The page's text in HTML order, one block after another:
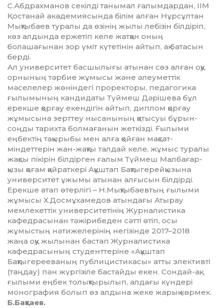
С.Абдрахманов секілді танымал ғалымдардан, ІІМ
Қостанай академиясында білім алған Нұрсұлтан
Мықтыбаев туралы да өзінің жылы лебі­зін білдіріп,
көз алдында ержетіп келе жатқан оның
болашағынан зор үміт күтетінін айтып, ақ батасын
берді.
Ал университет басшылығы атынан сөз алған оқу
орнының тәрбие жұмысы және әлеуметтік
мәселелер жөніндегі проректоры, педагогика
ғылымының кандидаты Түймеш Дәрішева бұл
ерекше қорғау екендігін айтып, диплом қорғау
жұмысына зерттеу нысанының қатысуы бұрын-
соңды тарихта болмағанын жеткізді. Ғылыми
еңбектің тақырыбы мен алға қойған мақсат-
міндеттерін жан-жақты талдай келе, жұмыс туралы
жақсы пікірін білдірген ғалым Түймеш Малба­ғар­
қызы қоғам қайраткері Ақұштап Бақ­тыгерейқызына
университет ұжымы атынан алғысын білдірді.
Ерекше атап өтерлігі – Н.Мықты­баевтың ғылыми
жұмысы Х.Досмұ­ха­медов атындағы Атырау
мемлекеттік университетінің Журналистика
кафедрасынан тәжірибеден сәтті өтіп, осы
жұмыстың нәтижелерінің негізінде 2017–2018
жаңа оқу жылынан бастап Журналистика
кафедрасының сту­дент­теріне «Ақұштап
Бақтыгерее­ваның пуб­лицистикасы» атты элективті
(таңдау) пән жүргізіле бастайды екен. Сондай-ақ,
ғылыми еңбек толықты­рылып, алдағы күндері
монография болып өз алдына жеке жарық көрмек.
Б.Бақтаев.